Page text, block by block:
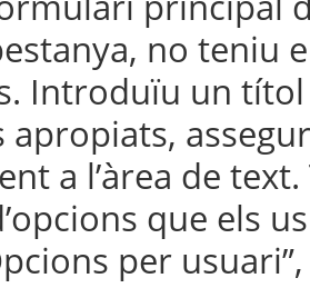
no teniu
Introduïu un
apropiats,
a l’àrea de
que els
per